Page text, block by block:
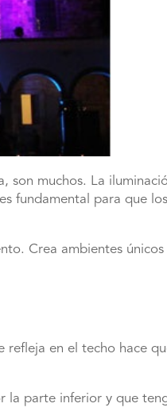
son muchos. La
fundamental para que
Crea ambientes
en el techo hace
la parte inferior y que